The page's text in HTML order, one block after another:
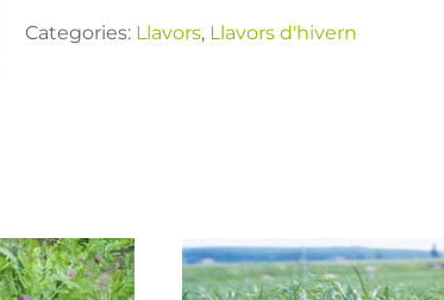
Categories: Llavors, Llavors d'hivern